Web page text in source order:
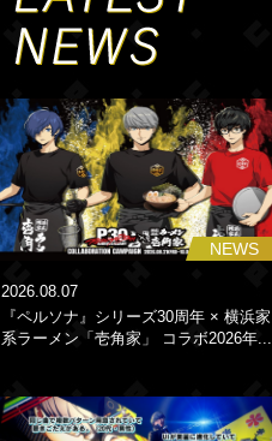
NEWS
2026.08.07
『ペルソナ』シリーズ30周年 × 横浜家
系ラーメン「壱角家」 コラボ2026年...